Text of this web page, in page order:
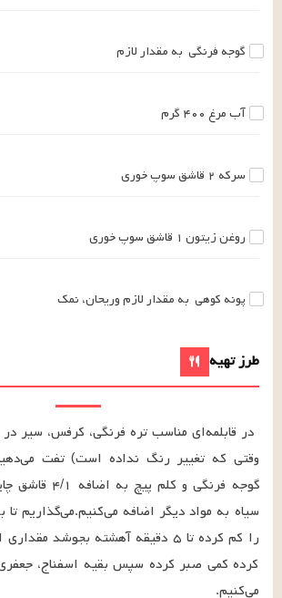
گوجه فرنگی به مقدار لازم
آب مرغ ۴۰۰ گرم
سرکه ۲ قاشق سوپ خوری
روغن زیتون ۱ قاشق سوپ خوری
پونه کوهی به مقدار لازموریحان، نمک
طرز تهیه